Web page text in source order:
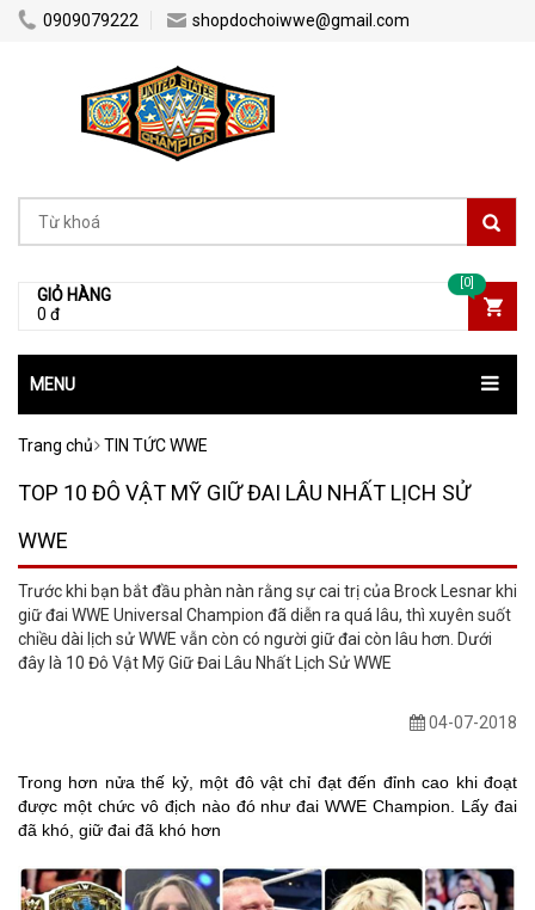
0909079222 shopdochoiwwe@gmail.com
GIỎ HÀNG
0 đ
[0]
MENU
Trang chủ TIN TỨC WWE
TOP 10 ĐÔ VẬT MỸ GIỮ ĐAI LÂU NHẤT LỊCH SỬ
WWE
Trước khi bạn bắt đầu phàn nàn rằng sự cai trị của Brock Lesnar khi
giữ đai WWE Universal Champion đã diễn ra quá lâu, thì xuyên suốt
chiều dài lịch sử WWE vẫn còn có người giữ đai còn lâu hơn. Dưới
đây là 10 Đô Vật Mỹ Giữ Đai Lâu Nhất Lịch Sử WWE
04-07-2018
Trong hơn nửa thế kỷ, một đô vật chỉ đạt đến đỉnh cao khi đoạt
được một chức vô địch nào đó nhưđai WWE Champion . Lấy đai
đã khó, giữ đai đã khó hơn